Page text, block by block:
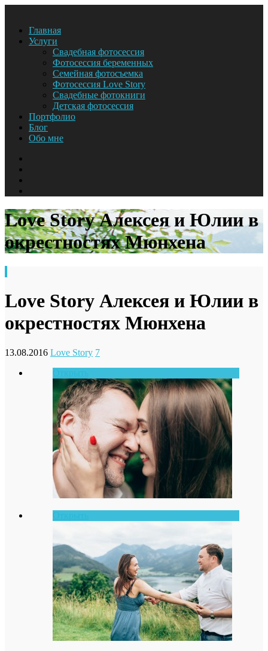
Главная
Услуги
Свадебная фотосессия
Фотосессия беременных
Семейная фотосъемка
Фотосессия Love Story
Свадебные фотокниги
Детская фотосессия
Портфолио
Блог
Обо мне
Love Story Алексея и Юлии в
окрестностях Мюнхена
Love Story Алексея и Юлии в
окрестностях Мюнхена
13.08.2016 Love Story 7